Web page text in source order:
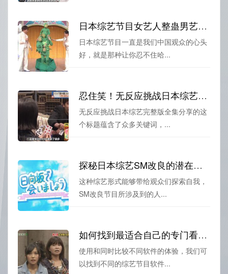
日本综艺节目女艺人整蛊男艺人，让你忍不住哈哈大笑
日本综艺节目一直是我们中国观众的心头
好，就是那种让你忍不住哈...
忍住笑！无反应挑战日本综艺完整版全集分享
无反应挑战日本综艺完整版全集分享的这
个标题蕴含了众多关键词，...
探秘日本综艺SM改良的潜在市场
这种综艺形式能够带给观众们探索自我，
SM改良节目所涉及到的人...
如何找到最适合自己的专门看日本综艺节目的软件？
使用和同时比较不同软件的体验，我们可
以找到不同的综艺节目软件...